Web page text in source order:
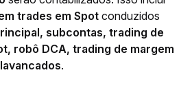
trades em Spot conduzidos
subcontas, trading de
robô DCA, trading de margem
.